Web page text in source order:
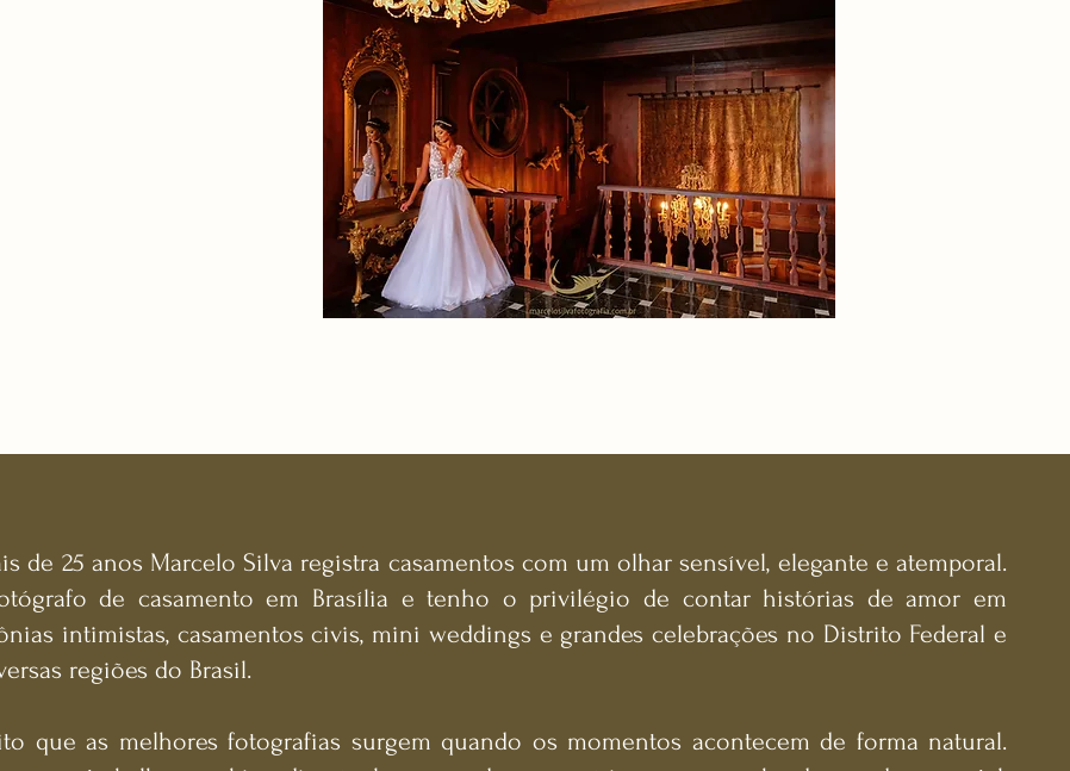
de 25 anos Marcelo Silva registra casamentos com um olhar sensível, elegante e atemporal.
de casamento em Brasília e tenho o privilégio de contar histórias de amor em
intimistas, casamentos civis, mini weddings e grandes celebrações no Distrito Federal e
regiões do Brasil.
que as melhores fotografias surgem quando os momentos acontecem de forma natural.